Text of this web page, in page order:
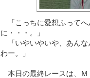
「こっちに愛想ふってへ
に・・・。」
「いやいやいや、あんな
わー。」
本日の最終レースは、Ｍ